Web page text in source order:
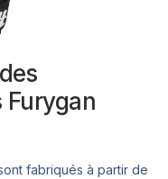
Furygan
fabriqués à partir de